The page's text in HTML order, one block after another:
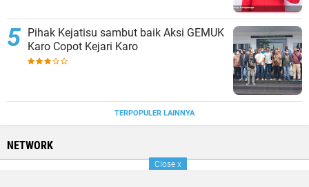
Pihak Kejatisu sambut baik Aksi GEMUK
Karo Copot Kejari Karo
TERPOPULER LAINNYA
NETWORK
Close x